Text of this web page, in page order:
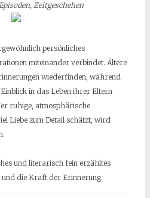
Zeitgeschehen
persönliches
miteinander verbindet. Ältere
wiederfinden, während
in das Leben ihrer Eltern
ruhige, atmosphärische
Liebe zum Detail schätzt, wird
und literarisch fein erzähltes
die Kraft der Erinnerung.